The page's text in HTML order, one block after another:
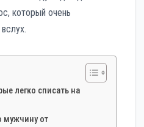
который очень
легко списать на
мужчину от